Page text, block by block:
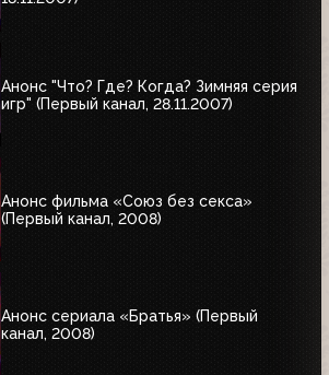
Анонс "Что? Где? Когда? Зимняя серия
игр" (Первый канал, 28.11.2007)
Анонс фильма «Союз без секса»
(Первый канал, 2008)
Анонс сериала «Братья» (Первый
канал, 2008)